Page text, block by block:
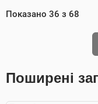
Показано 36 з 68
Поширені